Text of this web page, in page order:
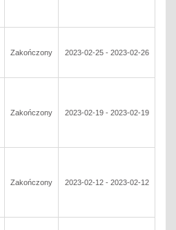
Zakończony 2023-02-25 - 2023-02-26
Zakończony 2023-02-19 - 2023-02-19
Zakończony 2023-02-12 - 2023-02-12